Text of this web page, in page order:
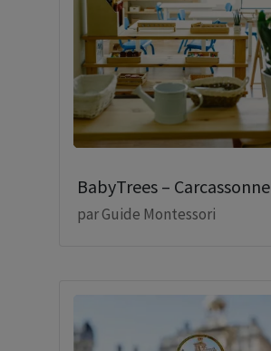
BabyTrees – Carcassonne
parGuide Montessori